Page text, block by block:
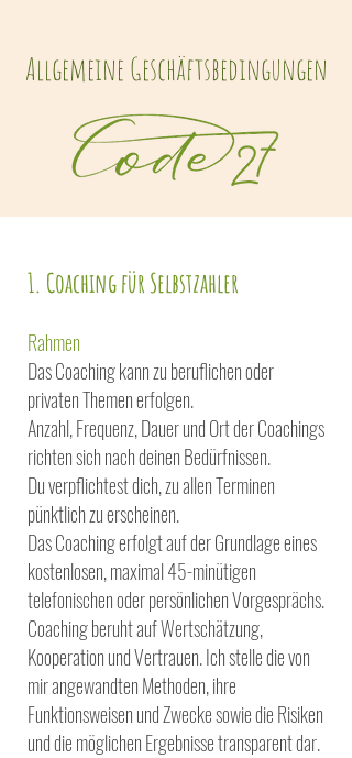
Allgemeine Geschäftsbedingungen
1. Coaching für Selbstzahler
Rahmen
Das Coaching kann zu beruflichen oder
privaten Themen erfolgen.
Anzahl, Frequenz, Dauer und Ort der Coachings
richten sich nach deinen Bedürfnissen.
Du verpflichtest dich, zu allen Terminen
pünktlich zu erscheinen.
Das Coaching erfolgt auf der Grundlage eines
kostenlosen, maximal 45-minütigen
telefonischen oder persönlichen Vorgesprächs.
Coaching beruht auf Wertschätzung,
Kooperation und Vertrauen. Ich stelle die von
mir angewandten Methoden, ihre
Funktionsweisen und Zwecke sowie die Risiken
und die möglichen Ergebnisse transparent dar.